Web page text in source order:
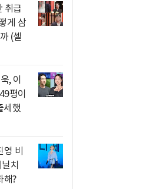
취급
게 삼
(셀
, 이
평이
세했
비
치
해?